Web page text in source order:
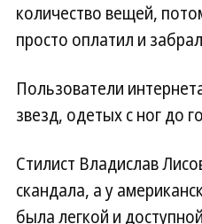
количество вещей,
просто оплатил и
Пользователи
звезд, одетых с ног до
Стилист Владислав
скандала, а у
была легкой и